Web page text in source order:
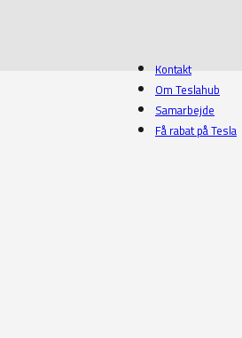
Kontakt
Om Teslahub
Samarbejde
Få rabat på Tesla